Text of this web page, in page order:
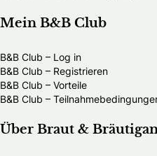
Mein B&B Club
B&B Club – Log in
B&B Club – Registrieren
B&B Club – Vorteile
B&B Club –
Über Braut &